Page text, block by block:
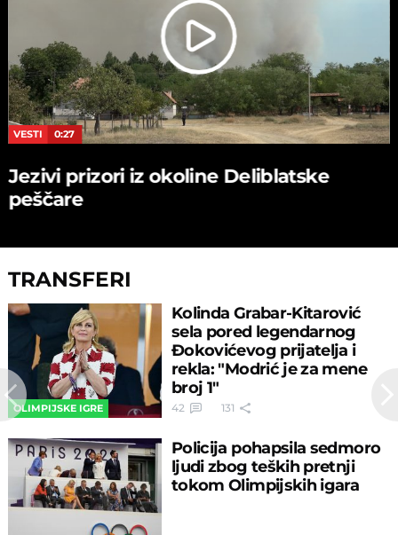
VESTI 0:27
Jezivi prizori iz okoline Deliblatske
peščare
TRANSFERI
OLIMPIJSKE IGRE
Kolinda Grabar-Kitarović
sela pored legendarnog
Đokovićevog prijatelja i
rekla: "Modrić je za mene
broj 1"
42 131
Policija pohapsila sedmoro
ljudi zbog teških pretnji
tokom Olimpijskih igara